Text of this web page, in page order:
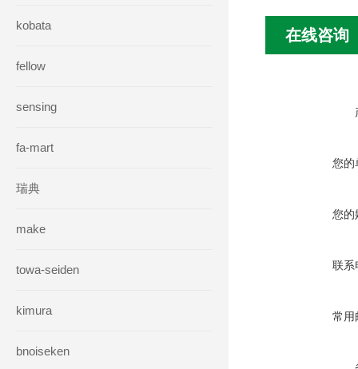
kobata
fellow
sensing
fa-mart
瑞典
make
towa-seiden
kimura
bnoiseken
在线咨询
您的
您的
联系
常用